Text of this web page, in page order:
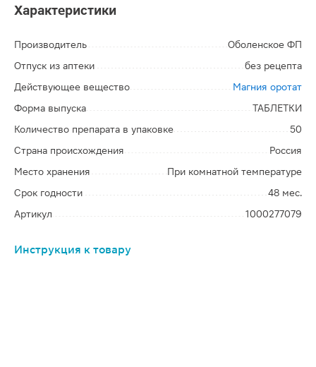
Характеристики
Производитель
Оболенское ФП
Отпуск из аптеки
без рецепта
Действующее вещество
Магния оротат
Форма выпуска
ТАБЛЕТКИ
Количество препарата в упаковке
50
Страна происхождения
Россия
Место хранения
При комнатной температуре
Срок годности
48 мес.
Артикул
1000277079
Инструкция к товару